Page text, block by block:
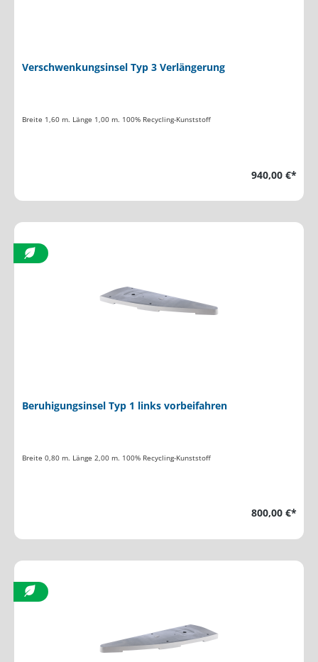
Verschwenkungsinsel Typ 3 Verlängerung
Breite 1,60 m. Länge 1,00 m. 100% Recycling-Kunststoff
940,00 €*
Beruhigungsinsel Typ 1 links vorbeifahren
Breite 0,80 m. Länge 2,00 m. 100% Recycling-Kunststoff
800,00 €*